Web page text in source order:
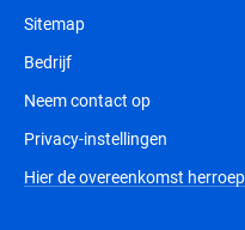
Sitemap
Bedrijf
Neem contact op
Privacy-instellingen
Hier de overeenkomst